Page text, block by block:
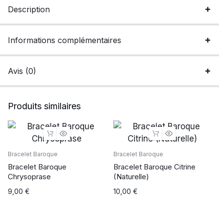
Description
Informations complémentaires
Avis (0)
Produits similaires
Bracelet Baroque
Bracelet Baroque
Chrysoprase
9,00 €
Bracelet Baroque
Bracelet Baroque Citrine
(Naturelle)
10,00 €